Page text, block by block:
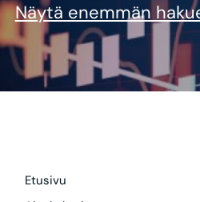
Näytä enemmän
Etusivu